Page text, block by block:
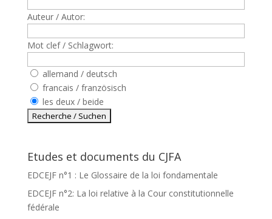
Auteur / Autor:
Mot clef / Schlagwort:
allemand / deutsch
francais / französisch
les deux / beide
Etudes et documents du CJFA
EDCEJF n°1 : Le Glossaire de la loi fondamentale
EDCEJF n°2: La loi relative à la Cour constitutionnelle
fédérale